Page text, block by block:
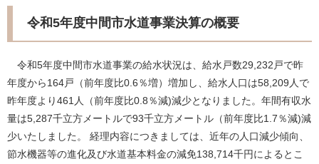
令和5年度中間市水道事業決算の概要
令和5年度中間市水道事業の給水状況は、給水戸数29,232戸で昨
年度から164戸（前年度比0.6％増）増加し、給水人口は58,209人で
昨年度より461人（前年度比0.8％減)減少となりました。年間有収水
量は5,287千立方メートルで93千立方メートル（前年度比1.7％減)減
少いたしました。 経理内容につきましては、近年の人口減少傾向、
節水機器等の進化及び水道基本料金の減免138,714千円によるとこ